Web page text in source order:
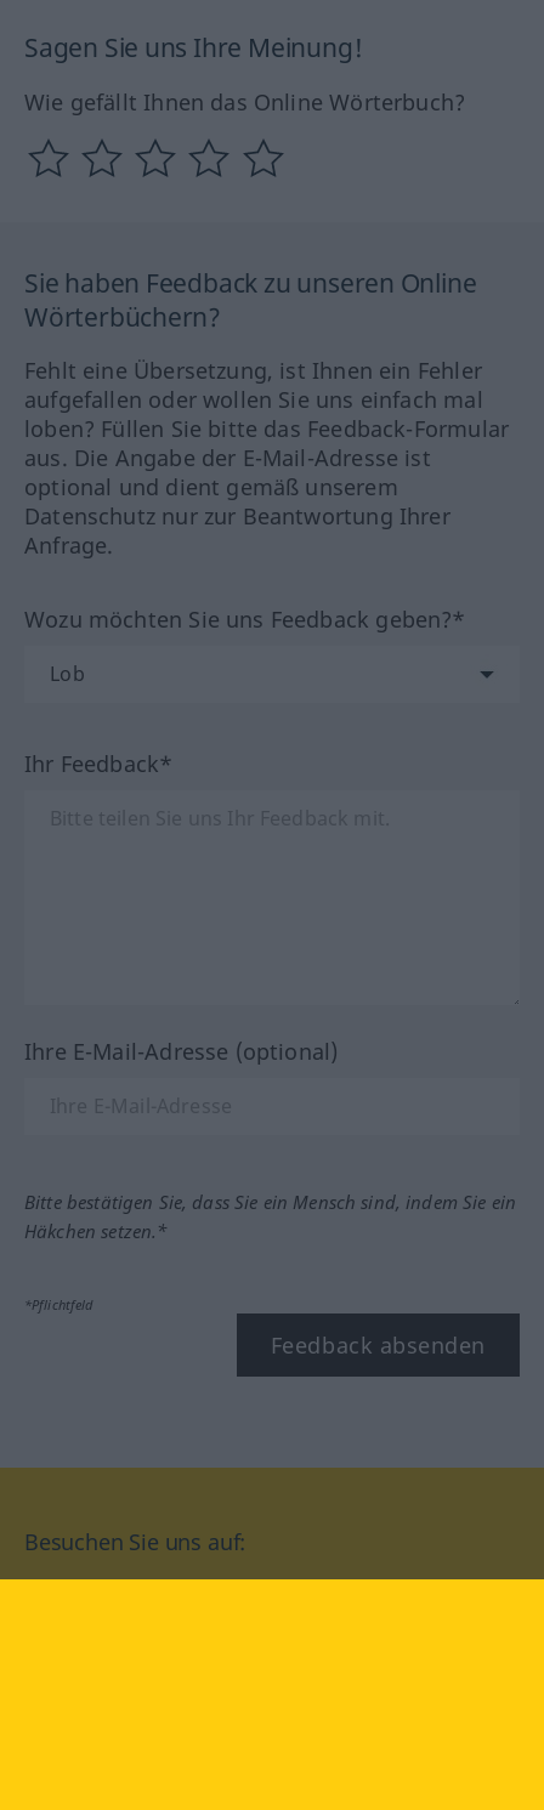
Sagen Sie uns Ihre Meinung!
Wie gefällt Ihnen das Online Wörterbuch?
Sie haben Feedback zu unseren Online
Wörterbüchern?
Fehlt eine Übersetzung, ist Ihnen ein Fehler
aufgefallen oder wollen Sie uns einfach mal
loben? Füllen Sie bitte das Feedback-Formular
aus. Die Angabe der E-Mail-Adresse ist
optional und dient gemäß unserem
Datenschutz nur zur Beantwortung Ihrer
Anfrage.
Wozu möchten Sie uns Feedback geben?*
Ihr Feedback*
Ihre E-Mail-Adresse (optional)
Bitte bestätigen Sie, dass Sie ein Mensch sind, indem Sie ein
Häkchen setzen.*
*Pflichtfeld
Feedback absenden
Besuchen Sie uns auf: